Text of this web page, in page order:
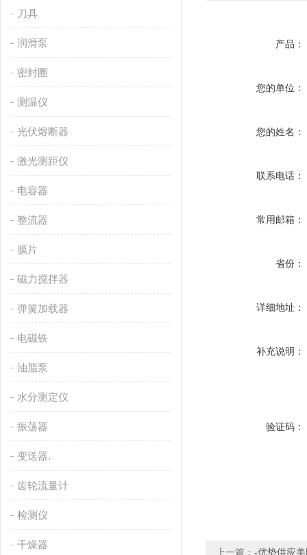
刀具
润滑泵
密封圈
测温仪
光伏熔断器
激光测距仪
电容器
整流器
膜片
磁力搅拌器
弹簧加载器
电磁铁
油脂泵
水分测定仪
振荡器
变送器.
齿轮流量计
检测仪
干燥器
产品：
您的单位：
您的姓名：
联系电话：
常用邮箱：
省份：
详细地址：
补充说明：
验证码：
上一篇： -优势供应